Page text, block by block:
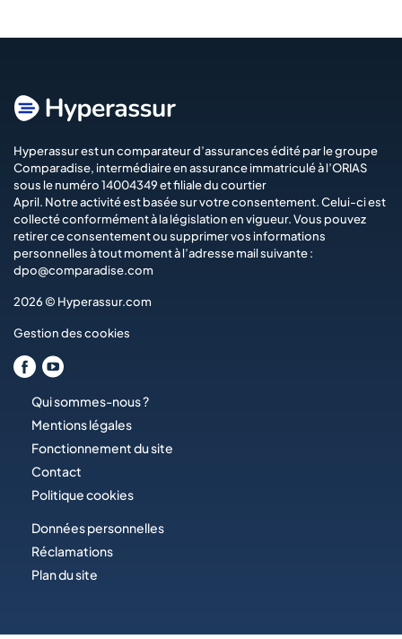
Hyperassur est un comparateur d’assurances édité par le groupe
Comparadise, intermédiaire en assurance immatriculé à l’ORIAS
sous le numéro 14004349 et filiale du courtier
April. Notre activité est basée sur votre consentement. Celui-ci est
collecté conformément à la législation en vigueur. Vous pouvez
retirer ce consentement ou supprimer vos informations
personnelles à tout moment à l’adresse mail suivante :
dpo@comparadise.com
2026 © Hyperassur.com
Gestion des cookies
Qui sommes-nous ?
Mentions légales
Fonctionnement du site
Contact
Politique cookies
Données personnelles
Réclamations
Plan du site